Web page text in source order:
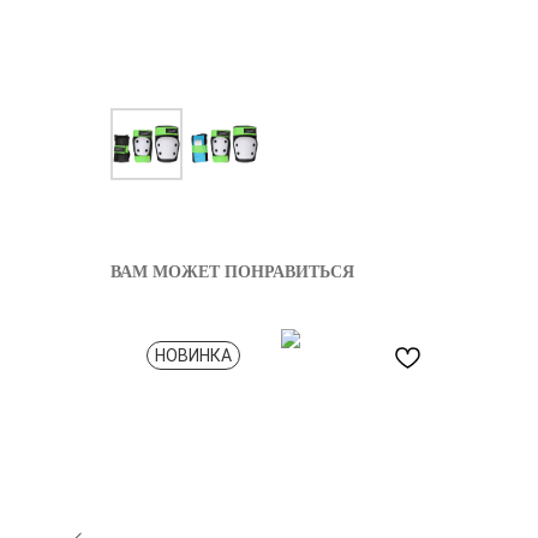
ВАМ МОЖЕТ ПОНРАВИТЬСЯ
НОВИНКА